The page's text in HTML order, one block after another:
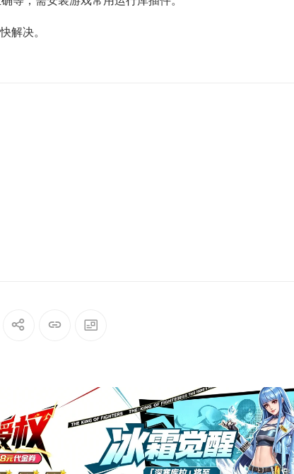
解决。